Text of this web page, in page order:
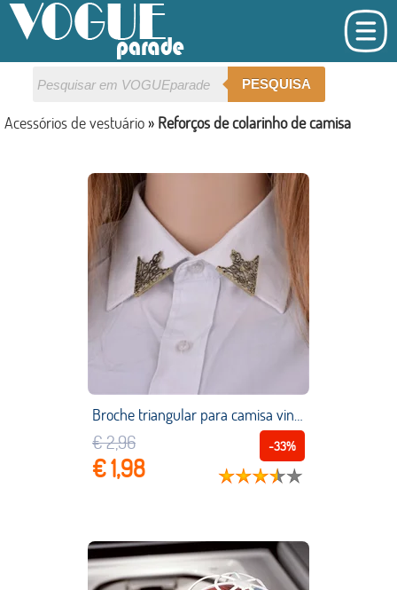
PESQUISA
Acessórios de vestuário » Reforços de colarinho de camisa
Broche triangular para camisa vintage, masculino e feminino, broche hollowed com coroa, acessório de joia, emblema de canto
-33%
€ 2,96
€ 1,98